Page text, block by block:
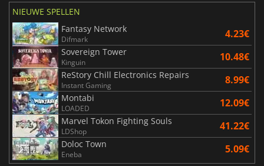
NIEUWE SPELLEN
Fantasy Network
Difmark 4.23€
Sovereign Tower
Kinguin 10.48€
ReStory Chill Electronics Repairs
Instant Gaming 8.99€
Montabi
LOADED 12.09€
Marvel Tokon Fighting Souls
LDShop 41.22€
Doloc Town
Eneba 5.09€